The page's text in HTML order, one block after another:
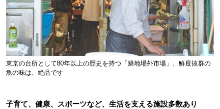
東京の台所として80年以上の歴史を持つ「築地場外市場」。鮮度抜群の
魚の味は、絶品です
子育て、健康、スポーツなど、生活を支える施設多数あり